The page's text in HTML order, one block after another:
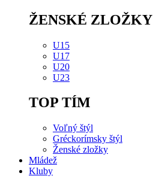
ŽENSKÉ ZLOŽKY
U15
U17
U20
U23
TOP TÍM
Voľný štýl
Gréckorímsky štýl
Ženské zložky
Mládež
Kluby